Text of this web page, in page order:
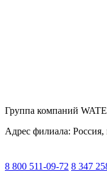
Группа компаний
Адрес филиала: Россия,
8 800 511-09-72 8 347